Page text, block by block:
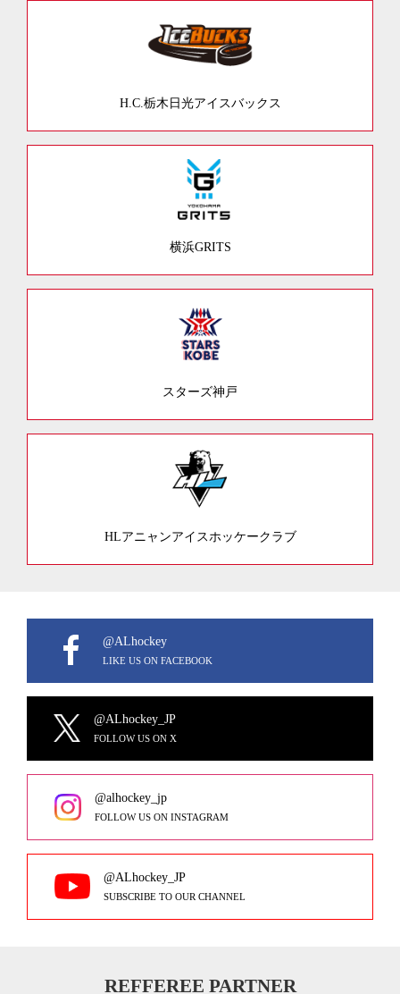
H.C.栃木日光アイスバックス
横浜GRITS
スターズ神戸
HLアニャンアイスホッケークラブ
@ALhockey
LIKE US ON FACEBOOK
@ALhockey_JP
FOLLOW US ON X
@alhockey_jp
FOLLOW US ON INSTAGRAM
@ALhockey_JP
SUBSCRIBE TO OUR CHANNEL
REFFEREE PARTNER